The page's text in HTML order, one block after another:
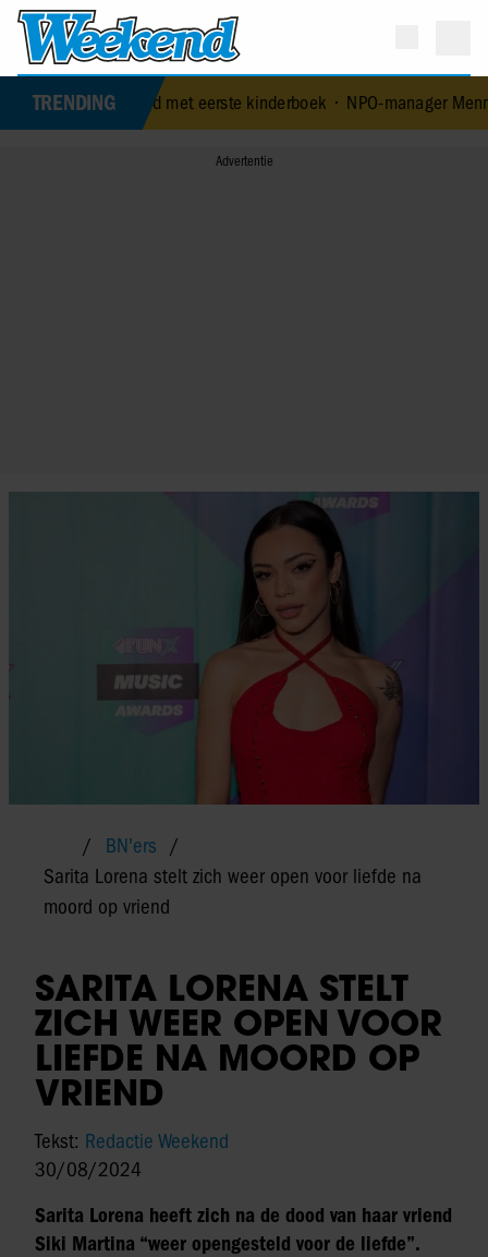
TRENDING
met eerste kinderboek•NPO-manager Menno de Boer
BN'ers
Sarita Lorena stelt zich weer open voor liefde na
moord op vriend
SARITA LORENA STELT
ZICH WEER OPEN VOOR
LIEFDE NA MOORD OP
VRIEND
Tekst: Redactie Weekend
30/08/2024
Sarita Lorena heeft zich na de dood van haar vriend
Siki Martina “weer opengesteld voor de liefde”.